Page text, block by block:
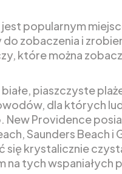
popularnym
zobaczenia i
które można
białe, piaszczyste
dla których
New Providence
Saunders Beach i
się krystalicznie
na tych wspaniałych